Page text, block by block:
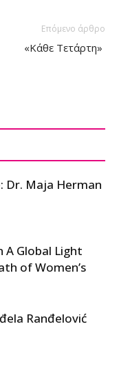
Επόμενο άρθρο
«Κάθε Τετάρτη»
Dr. Maja Herman
A Global Light
of Women’s
Ranđelović